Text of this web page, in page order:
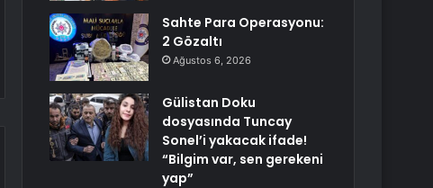
Sahte Para Operasyonu:
2 Gözaltı
Ağustos 6, 2026
Gülistan Doku
dosyasında Tuncay
Sonel’i yakacak ifade!
“Bilgim var, sen gerekeni
yap”